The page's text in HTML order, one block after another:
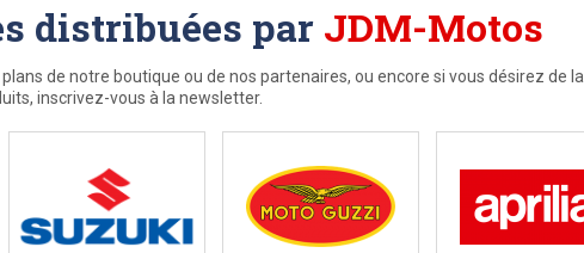
distribuées par JDM-Motos
de notre boutique ou de nos partenaires, ou encore si vous désirez de la
inscrivez-vous à la newsletter.